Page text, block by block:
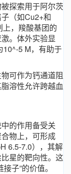
探索用于阿尔茨
（如Cu2+和
，羧酸基团的
。体外实验显
10^-5 M，有助于
可作为钙通道阻
溶性允许跨越血
的作用备受关
物上，可形成
6.5-7.0），其解
星的靶向性。这
子”的价值。